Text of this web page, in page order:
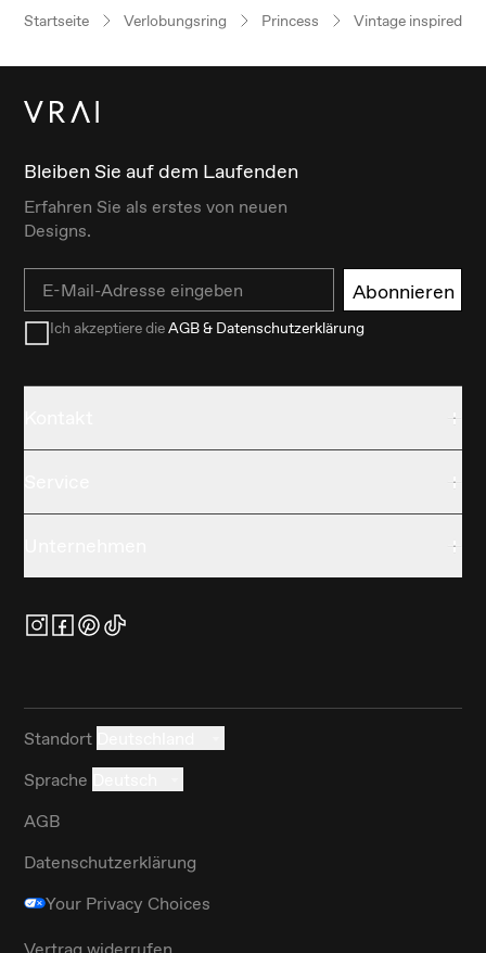
Startseite Verlobungsring Princess Vintage inspired
Bleiben Sie auf dem Laufenden
Erfahren Sie als erstes von neuen
Designs.
Email Abonnieren
Ich akzeptiere dieAGB & Datenschutzerklärung
Standort
Sprache
AGB
Datenschutzerklärung
Your Privacy Choices